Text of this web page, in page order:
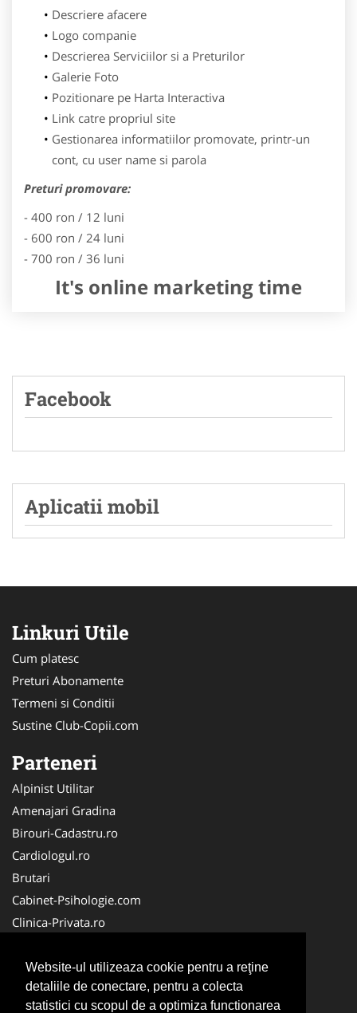
Website-ul utilizeaza cookie pentru a reţine
detaliile de conectare, pentru a colecta
statistici cu scopul de a optimiza functionarea
Descriere afacere
Logo companie
Descrierea Serviciilor si a Preturilor
Galerie Foto
Pozitionare pe Harta Interactiva
Link catre propriul site
Gestionarea informatiilor promovate, printr-un
cont, cu user name si parola
Preturi promovare:
- 400 ron / 12 luni
- 600 ron / 24 luni
- 700 ron / 36 luni
It's online marketing time
Facebook
Aplicatii mobil
Linkuri Utile
Cum platesc
Preturi Abonamente
Termeni si Conditii
Sustine Club-Copii.com
Parteneri
Alpinist Utilitar
Amenajari Gradina
Birouri-Cadastru.ro
Cardiologul.ro
Brutari
Cabinet-Psihologie.com
Clinica-Privata.ro
Cabinet-Individual.ro
CentruInchirieri.ro